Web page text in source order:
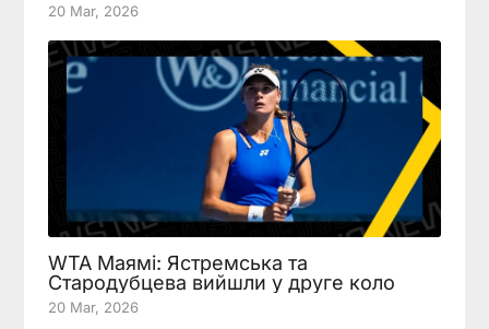
20 Mar, 2026
WTA Маямі: Ястремська та
Стародубцева вийшли у друге коло
20 Mar, 2026